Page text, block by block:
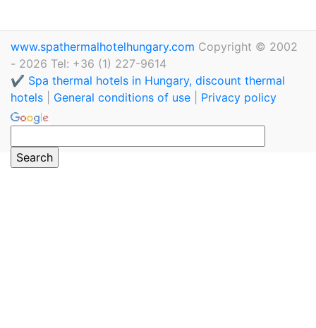
www.spathermalhotelhungary.com Copyright © 2002
- 2026 Tel: +36 (1) 227-9614
✔️ Spa thermal hotels in Hungary, discount thermal
hotels
General conditions of use Privacy policy